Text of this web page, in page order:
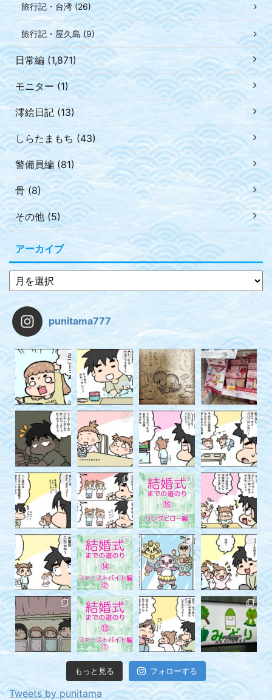
旅行記・台湾 (26)
旅行記・屋久島 (9)
日常編 (1,871)
モニター (1)
澪絵日記 (13)
しらたまもち (43)
警備員編 (81)
骨 (8)
その他 (5)
アーカイブ
punitama777
もっと見る フォローする
Tweets by punitama